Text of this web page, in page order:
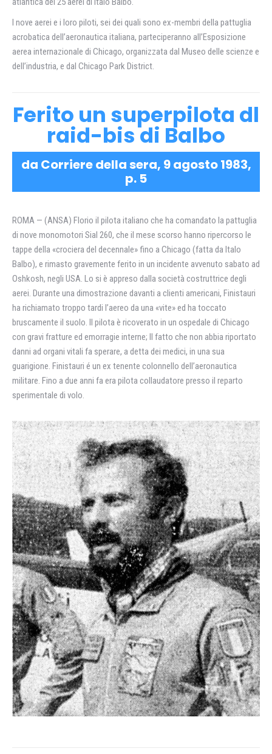
I nove aerei e i loro piloti, sei dei quali sono ex-membri della pattuglia
acrobatica dell’aeronautica italiana, parteciperanno all’Esposizione
aerea internazionale di Chicago, organizzata dal Museo delle scienze e
dell’industria, e dal Chicago Park District.
Ferito un superpilota dl
raid-bis di Balbo
da Corriere della sera, 9 agosto 1983,
p. 5
ROMA — (ANSA) Florio il pilota italiano che ha comandato la pattuglia
di nove monomotori Sial 260, che il mese scorso hanno ripercorso le
tappe della «crociera del decennale» fino a Chicago (fatta da Italo
Balbo), e rimasto gravemente ferito in un incidente avvenuto sabato ad
Oshkosh, negli USA. Lo si è appreso dalla società costruttrice degli
aerei. Durante una dimostrazione davanti a clienti americani, Finistauri
ha richiamato troppo tardi l’aereo da una «vite» ed ha toccato
bruscamente il suolo. Il pilota è ricoverato in un ospedale di Chicago
con gravi fratture ed emorragie interne; II fatto che non abbia riportato
danni ad organi vitali fa sperare, a detta dei medici, in una sua
guarigione. Finistauri é un ex tenente colonnello dell’aeronautica
militare. Fino a due anni fa era pilota collaudatore presso il reparto
sperimentale di volo.